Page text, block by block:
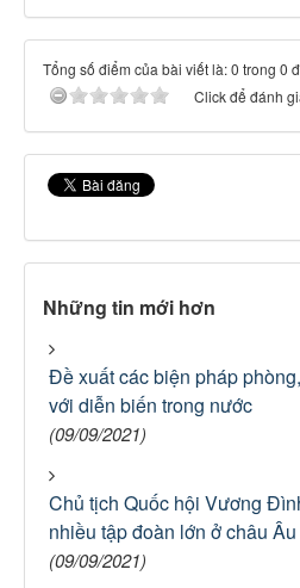
Tổng số điểm của bài viết là: 0 trong 0
Click để đánh
Những tin mới hơn
Đề xuất các biện pháp
với diễn biến trong nước
(09/09/2021)
Chủ tịch Quốc hội Vương
nhiều tập đoàn lớn ở châu Âu
(09/09/2021)